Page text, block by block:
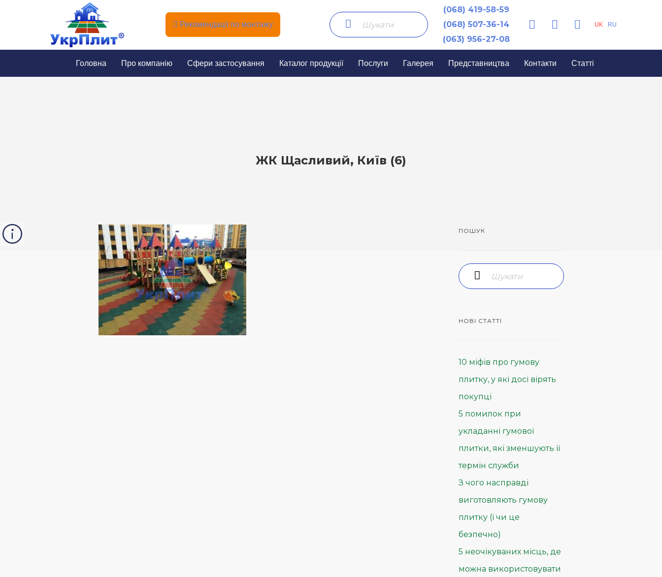
Рекомендації по монтажу
(068) 419-58-59
(068) 507-36-14
(063) 956-27-08
UK RU
Головна Про компанію Сфери застосування Каталог продукції Послуги Галерея Представництва Контакти Статті
ЖК Щасливий, Київ (6)
ПОШУК
НОВІ СТАТТІ
10 міфів про гумову
плитку, у які досі вірять
покупці
5 помилок при
укладанні гумової
плитки, які зменшують її
термін служби
З чого насправді
виготовляють гумову
плитку (і чи це
безпечно)
5 неочікуваних місць, де
можна використовувати